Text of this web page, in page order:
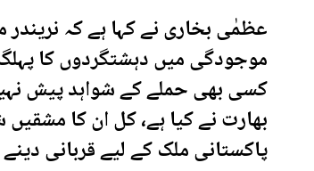
عظمٰی بخاری نے کہا ہے کہ
موجودگی میں دہشتگردوں کا
کسی بھی حملے کے شواہد پیش
بھارت نے کیا ہے، کل ان کا مشقیں
پاکستانی ملک کے لیے قربانی دینے